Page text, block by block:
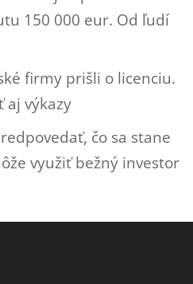
150 000 eur. Od ľudí
firmy prišli o licenciu.
aj výkazy
čo sa stane
využiť bežný investor